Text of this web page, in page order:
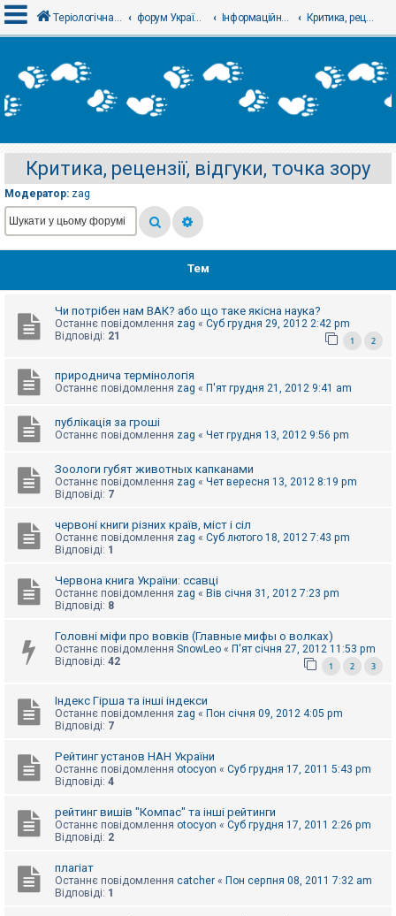
х
і
е
є
с
т
р
а
и
е
д
о
е
А
т
П
ш
о
о
Теріологічна школа форум Українського теріологічного товариства Інформаційний відділ Критика, рецензії, відгуки, точка зору
Критика, рецензії, відгуки, точка зору
Модератор: zag
Тем
Чи потрібен нам ВАК? або що таке якісна наука?
Останнє повідомлення zag « Суб грудня 29, 2012 2:42 pm
Відповіді: 21 1 2
природнича термінологія
Останнє повідомлення zag « П'ят грудня 21, 2012 9:41 am
публікація за гроші
Останнє повідомлення zag « Чет грудня 13, 2012 9:56 pm
Зоологи губят животных капканами
Останнє повідомлення zag « Чет вересня 13, 2012 8:19 pm
Відповіді: 7
червоні книги різних країв, міст і сіл
Останнє повідомлення zag « Суб лютого 18, 2012 7:43 pm
Відповіді: 1
Червона книга України: ссавці
Останнє повідомлення zag « Вів січня 31, 2012 7:23 pm
Відповіді: 8
Головні міфи про вовків (Главные мифы о волках)
Останнє повідомлення SnowLeo « П'ят січня 27, 2012 11:53 pm
Відповіді: 42 1 2 3
Індекс Гірша та інші індекси
Останнє повідомлення zag « Пон січня 09, 2012 4:05 pm
Відповіді: 7
Рейтинг установ НАН України
Останнє повідомлення otocyon « Суб грудня 17, 2011 5:43 pm
Відповіді: 4
рейтинг вишів "Компас" та інші рейтинги
Останнє повідомлення otocyon « Суб грудня 17, 2011 2:26 pm
Відповіді: 2
плагіат
Останнє повідомлення catcher « Пон серпня 08, 2011 7:32 am
Відповіді: 1